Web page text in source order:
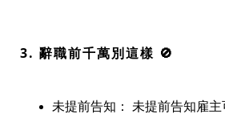
3. 辭職前千萬別這樣 🚫
未提前告知：
未提前告知雇